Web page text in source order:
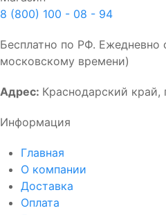
8 (800) 100 - 08 - 94
Бесплатно по РФ. Ежедневно
московскому времени)
Адрес: Краснодарский край,
Информация
Главная
О компании
Доставка
Оплата